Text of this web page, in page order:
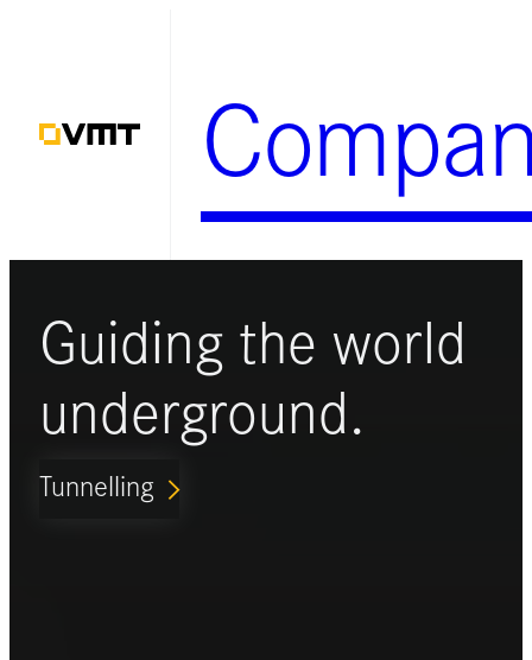
springen
Guiding the world
underground.
Tunnelling ARROW_FORWARD_IOS